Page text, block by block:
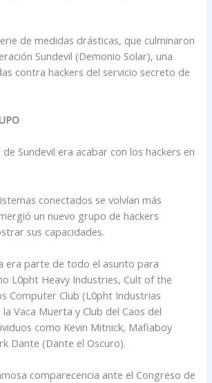
de medidas drásticas, que culminaron
Sundevil (Demonio Solar), una
contra hackers del servicio secreto de
Sundevil era acabar con los hackers en
conectados se volvían más
un nuevo grupo de hackers
sus capacidades.
era parte de todo el asunto para
L0pht Heavy Industries, Cult of the
Computer Club (L0pht Industrias
Vaca Muerta y Club del Caos del
como Kevin Mitnick, Mafiaboy
Dante (Dante el Oscuro).
comparecencia ante el Congreso de